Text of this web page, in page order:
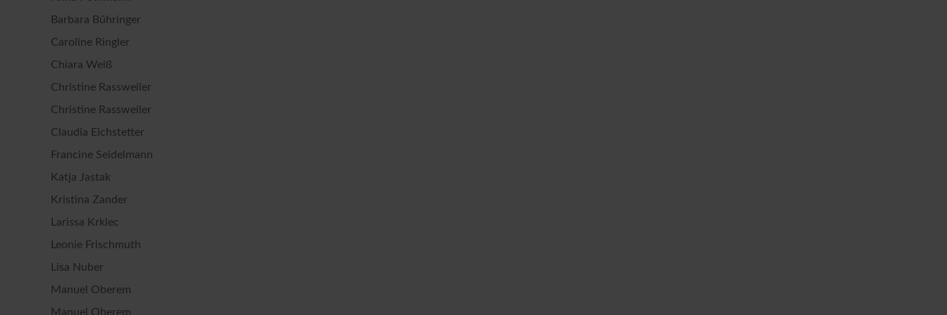
Barbara Bühringer
Caroline Ringler
Chiara Weiß
Christine Rassweiler
Christine Rassweiler
Claudia Eichstetter
Francine Seidelmann
Katja Jastak
Kristina Zander
Larissa Krklec
Leonie Frischmuth
Lisa Nuber
Manuel Oberem
Manuel Oberem